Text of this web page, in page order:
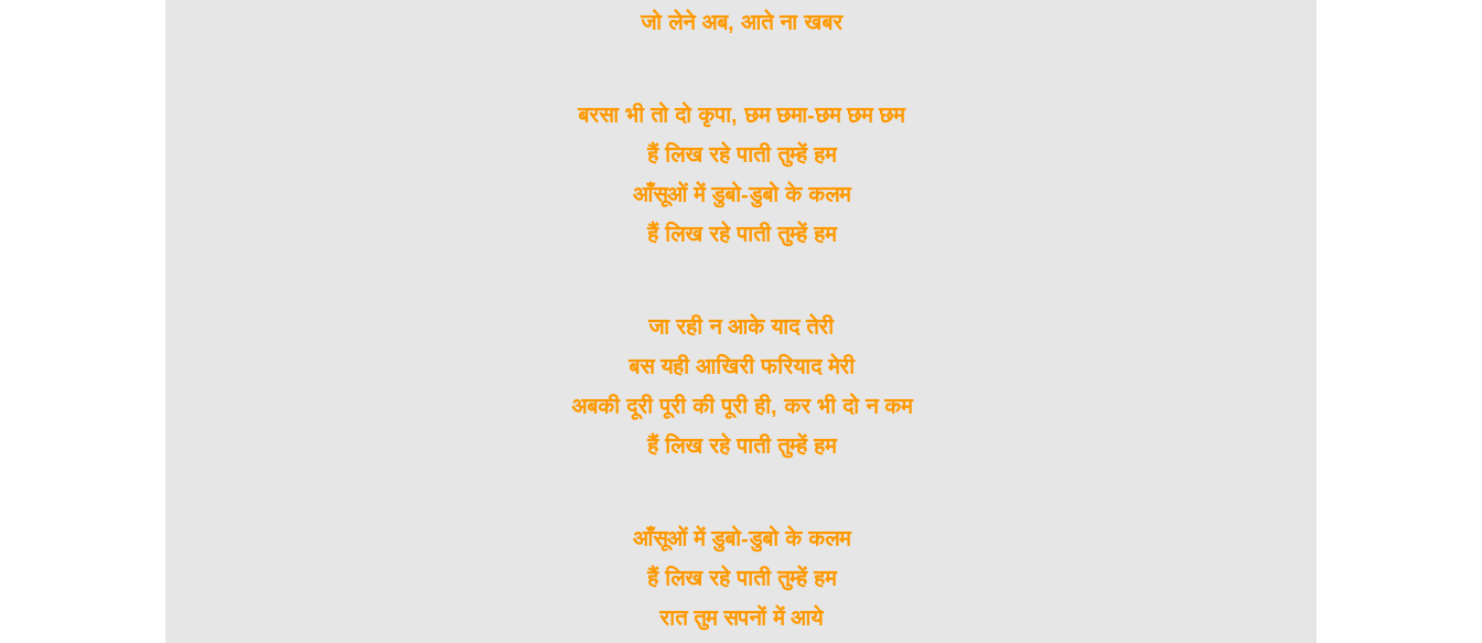
जो लेने अब, आते ना खबर
बरसा भी तो दो कृपा, छम छ‌मा-छम छम छम
हैं लिख रहेपातीतुम्हें हम
आँसूओं में डुबो-डुबो के कलम
हैं लिख रहेपातीतुम्हें हम
जा रही न आके याद तेरी
बस यही आखिरी फरियाद मेरी
अबकी दूरी पूरी की पूरी ही, कर भी दो न कम
हैं लिख रहेपातीतुम्हें हम
आँसूओं में डुबो-डुबो के कलम
हैं लिख रहेपातीतुम्हें हम
रात तुम सपनों में आये